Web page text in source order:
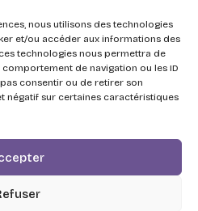
nous utilisons des technologies
et/ou accéder aux informations des
technologies nous permettra de
de navigation ou les ID
consentir ou de retirer son
négatif sur certaines caractéristiques
System pour la